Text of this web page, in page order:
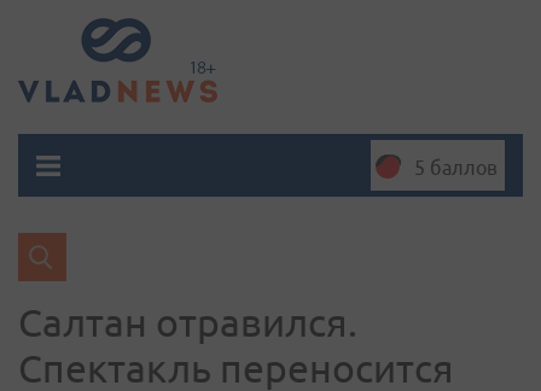
5 баллов
Салтан отравился.
Спектакль переносится